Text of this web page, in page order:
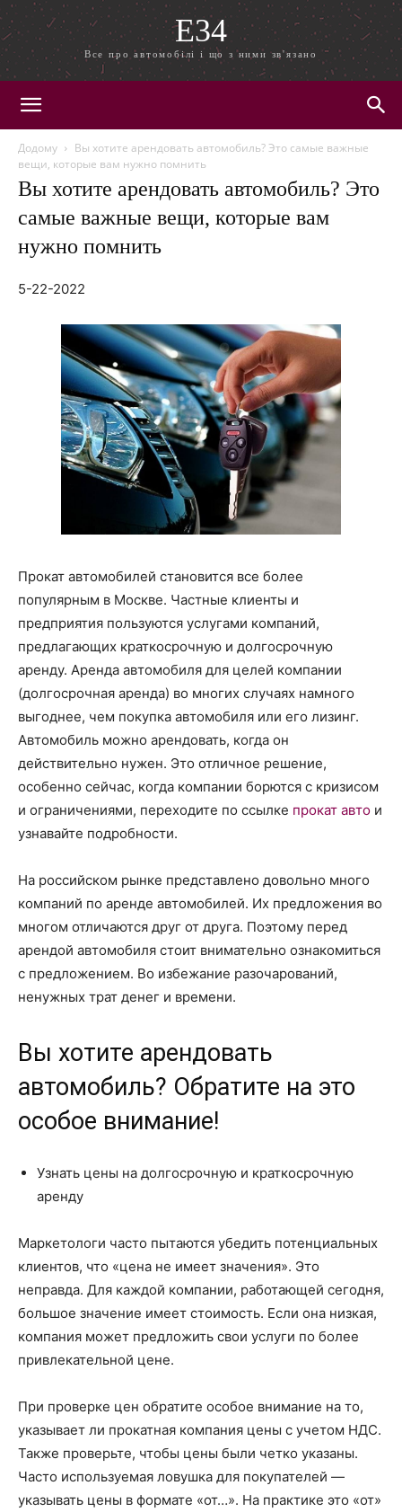
E34
Все про автомобілі і що з ними зв'язано
Додому
Вы хотите арендовать автомобиль? Это самые важные
вещи, которые вам нужно помнить
Вы хотите арендовать автомобиль? Это
самые важные вещи, которые вам
нужно помнить
5-22-2022
Прокат автомобилей становится все более
популярным в Москве. Частные клиенты и
предприятия пользуются услугами компаний,
предлагающих краткосрочную и долгосрочную
аренду. Аренда автомобиля для целей компании
(долгосрочная аренда) во многих случаях намного
выгоднее, чем покупка автомобиля или его лизинг.
Автомобиль можно арендовать, когда он
действительно нужен. Это отличное решение,
особенно сейчас, когда компании борются с кризисом
и ограничениями, переходите по ссылке прокат авто и
узнавайте подробности.
На российском рынке представлено довольно много
компаний по аренде автомобилей. Их предложения во
многом отличаются друг от друга. Поэтому перед
арендой автомобиля стоит внимательно ознакомиться
с предложением. Во избежание разочарований,
ненужных трат денег и времени.
Вы хотите арендовать
автомобиль? Обратите на это
особое внимание!
Узнать цены на долгосрочную и краткосрочную
аренду
Маркетологи часто пытаются убедить потенциальных
клиентов, что «цена не имеет значения». Это
неправда. Для каждой компании, работающей сегодня,
большое значение имеет стоимость. Если она низкая,
компания может предложить свои услуги по более
привлекательной цене.
При проверке цен обратите особое внимание на то,
указывает ли прокатная компания цены с учетом НДС.
Также проверьте, чтобы цены были четко указаны.
Часто используемая ловушка для покупателей —
указывать цены в формате «от…». На практике это «от»